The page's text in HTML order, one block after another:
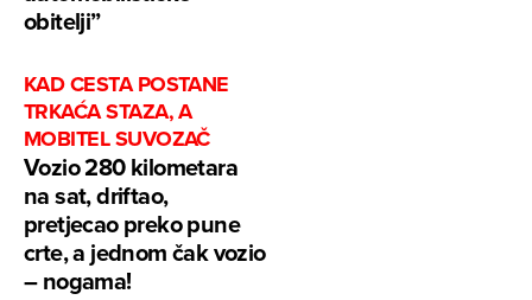
obitelji”
KAD CESTA POSTANE
TRKAĆA STAZA, A
MOBITEL SUVOZAČ
Vozio 280 kilometara
na sat, driftao,
pretjecao preko pune
crte, a jednom čak vozio
– nogama!